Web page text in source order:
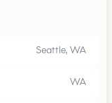
Seattle, WA
WA